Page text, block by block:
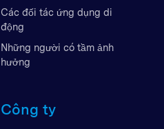
Các đối tác ứng dụng di
động
Những người có tầm ảnh
hưởng
Công ty